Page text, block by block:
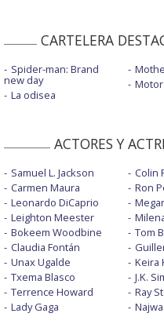
CARTELERA
Spider-man: Brand
new day
La odisea
Motor
ACTORES Y
Samuel L. Jackson
Carmen Maura
Leonardo DiCaprio
Leighton Meester
Bokeem Woodbine
Claudia Fontán
Unax Ugalde
Txema Blasco
Terrence Howard
Lady Gaga
Colin
Ron
Tom
Keira
J.K.
Ray